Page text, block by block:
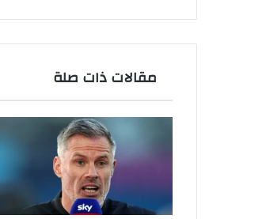
مقالات ذات صلة